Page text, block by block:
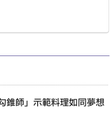
錐師」示範料理如同夢想